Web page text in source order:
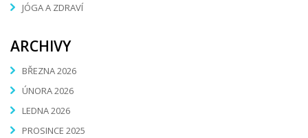
JÓGA A ZDRAVÍ
ARCHIVY
BŘEZNA 2026
ÚNORA 2026
LEDNA 2026
PROSINCE 2025